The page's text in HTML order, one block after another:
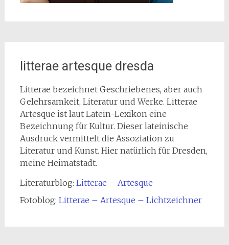
litterae artesque dresda
Litterae bezeichnet Geschriebenes, aber auch
Gelehrsamkeit, Literatur und Werke. Litterae
Artesque ist laut Latein-Lexikon eine
Bezeichnung für Kultur. Dieser lateinische
Ausdruck vermittelt die Assoziation zu
Literatur und Kunst. Hier natürlich für Dresden,
meine Heimatstadt.
Literaturblog: Litterae – Artesque
Fotoblog: Litterae – Artesque – Lichtzeichner